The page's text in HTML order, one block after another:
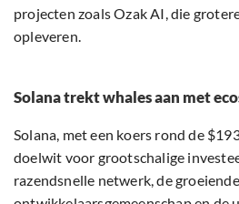
projecten zoals Ozak AI, die
opleveren.
Solana trekt whales aan met
Solana, met een koers rond de
doelwit voor grootschalige
razendsnelle netwerk, de groeiende